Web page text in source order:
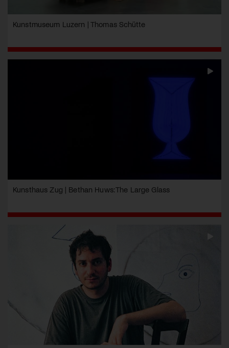
Kunstmuseum Luzern | Thomas Schütte
Kunsthaus Zug | Bethan Huws: The Large Glass